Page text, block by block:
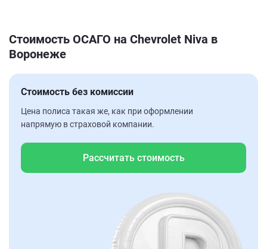
Стоимость ОСАГО на Chevrolet Niva в
Воронеже
Стоимость без комиссии
Цена полиса такая же, как при оформлении
напрямую в страховой компании.
Рассчитать стоимость